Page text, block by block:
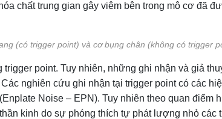
chất trung gian gây viêm bên trong mô cơ đã
(có trigger point) và cơ bụng chân (không có trigger
point. Tuy nhiên, những ghi nhận và giả
nghiên cứu ghi nhận tại trigger point có các
Noise – EPN). Tuy nhiên theo quan điểm
kinh do sự phóng thích tự phát lượng nhỏ